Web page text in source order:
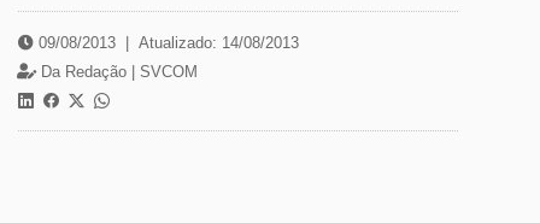
09/08/2013
Atualizado: 14/08/2013
Da Redação | SVCOM